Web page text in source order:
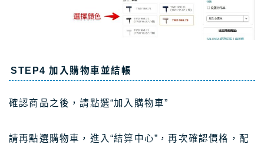
STEP4 加入購物車並結帳
確認商品之後，請點選“加入購物車”
請再點選購物車，進入“結算中心”，再次確認價格，配